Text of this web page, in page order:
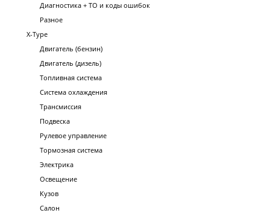
Диагностика + ТО и коды ошибок
Разное
X-Type
Двигатель (бензин)
Двигатель (дизель)
Топливная система
Система охлаждения
Трансмиссия
Подвеска
Рулевое управление
Тормозная система
Электрика
Освещение
Кузов
Салон